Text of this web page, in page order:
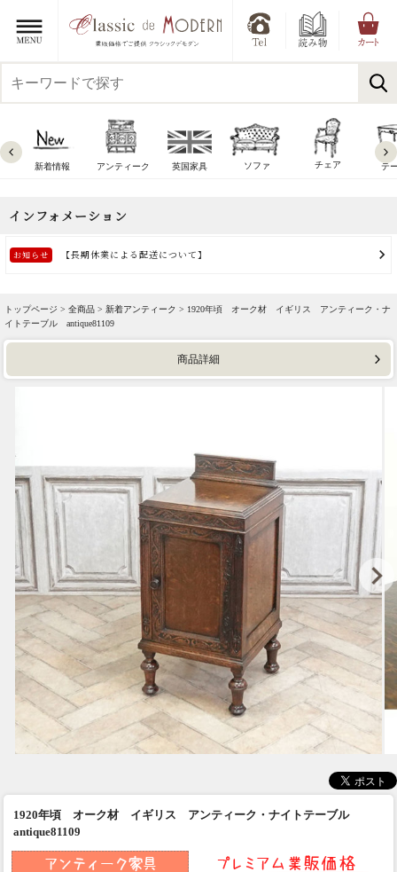
新着情報 アンティーク 英国家具 ソファ チェア テ
トップページ > 全商品 > 新着アンティーク > 1920年頃 オーク材 イギリス アンティーク・ナ
イトテーブル antique81109
商品詳細
1920年頃 オーク材 イギリス アンティーク・ナイトテーブル
antique81109